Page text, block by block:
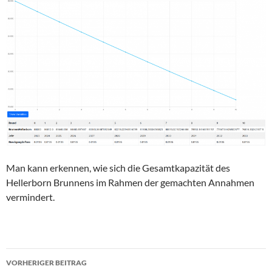
Man kann erkennen, wie sich die Gesamtkapazität des
Hellerborn Brunnens im Rahmen der gemachten Annahmen
vermindert.
Beitragsnavigation
VORHERIGER BEITRAG